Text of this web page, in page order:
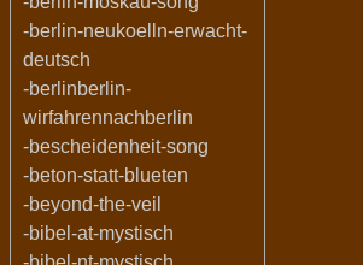
-berlin-neukoelln-erwacht-
deutsch
-berlinberlin-
wirfahrennachberlin
-bescheidenheit-song
-beton-statt-blueten
-beyond-the-veil
-bibel-at-mystisch